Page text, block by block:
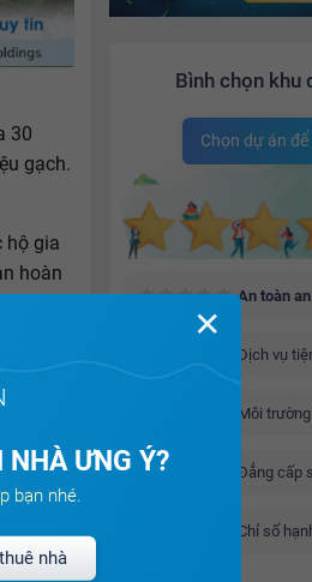
Bình chọn khu
Chọn dự án để
An toàn
Dịch vụ
Môi
Đẳng cấp
Chỉ số
30
gạch.
hộ gia
hoàn
phong
Bạn
– Tài
✕
ƯNG Ý?
bạn nhé.
nhà